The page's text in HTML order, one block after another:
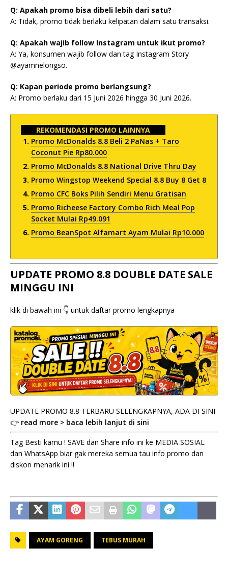
Q: Apakah promo bisa dibeli lebih dari satu?
A: Tidak, promo tidak berlaku kelipatan dalam satu transaksi.
Q: Apakah wajib follow Instagram untuk ikut promo?
A: Ya, konsumen wajib follow dan tag Instagram Story
@ayamnelongso.
Q: Kapan periode promo berlangsung?
A: Promo berlaku dari 15 Juni 2026 hingga 30 Juni 2026.
REKOMENDASI PROMO LAINNYA
Promo McDonalds 8.8 Beli 2 PaNas + Taro
Coconut Pie Rp80.000
Promo McDonalds 8.8 National Drive Thru Day
Promo Wingstop Weekend Special 8.8 Buy 8 Get 8
Promo CFC Boks Pilih Sendiri Menu Gratisan
Promo Richeese Factory Combo Rich Meal Pop
Socket Mulai Rp49.091
Promo BeanSpot Alfamart Ayam Mulai Rp10.000
UPDATE PROMO 8.8 DOUBLE DATE SALE
MINGGU INI
klik di bawah ini 👇 untuk daftar promo lengkapnya
UPDATE PROMO 8.8 TERBARU SELENGKAPNYA, ADA DI SINI
👉 read more > baca lebih lanjut di sini
Tag Besti kamu ! SAVE dan Share info ini ke MEDIA SOSIAL
dan WhatsApp biar gak mereka semua tau info promo dan
diskon menarik ini !!
AYAM GORENG TEBUS MURAH